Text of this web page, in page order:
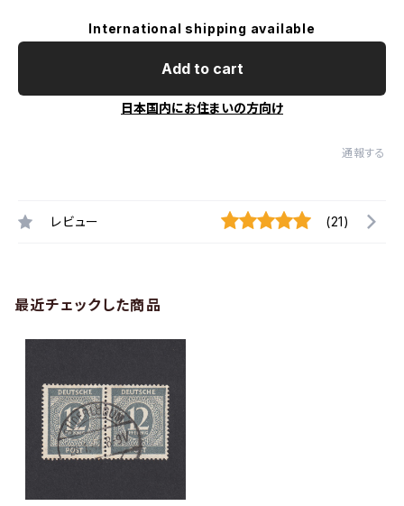
International shipping available
Add to cart
日本国内にお住まいの方向け
通報する
レビュー (21)
最近チェックした商品